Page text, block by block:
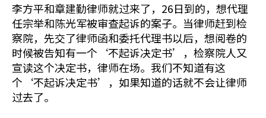
李方平和章建勤律师就过来了，26日到的，想代理
任宗举和陈光军被审查起诉的案子。当律师赶到检
察院，先交了律师函和委托代理书以后，想阅卷的
时候被告知有一个‘不起诉决定书’，检察院人又
宣读这个决定书，律师在场。我们不知道有这
个‘不起诉决定书’，如果知道的话就不会让律师
过去了。